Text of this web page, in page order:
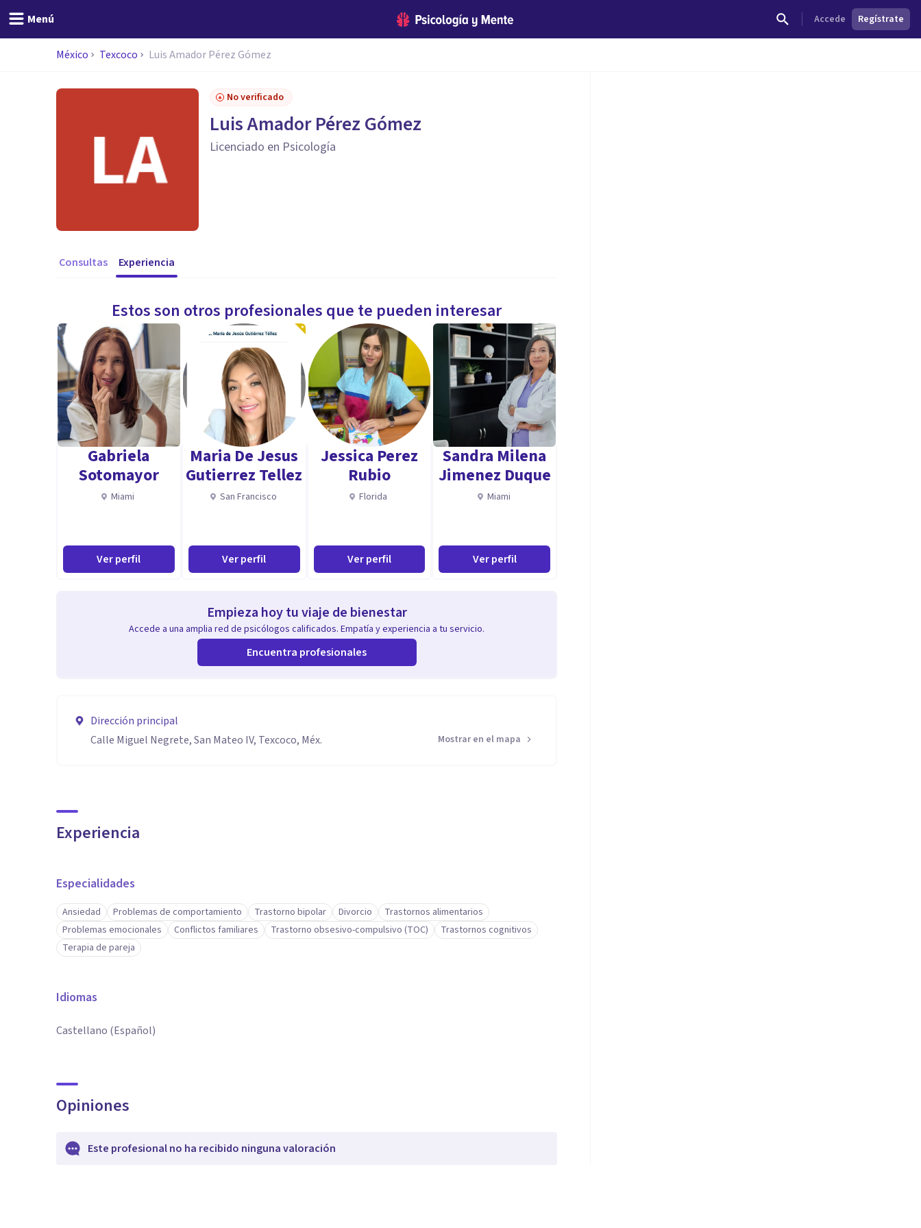
Menú Accede Regístrate
México Texcoco Luis Amador Pérez Gómez
No verificado
Luis Amador Pérez Gómez
Licenciado en Psicología
Consultas Experiencia
Estos son otros profesionales que te pueden interesar
Gabriela
Sotomayor
Miami
Ver perfil
Maria De Jesus
Gutierrez Tellez
San Francisco
Ver perfil
Jessica Perez
Rubio
Florida
Ver perfil
Sandra Milena
Jimenez Duque
Miami
Ver perfil
Empieza hoy tu viaje de bienestar
Accede a una amplia red de psicólogos calificados. Empatía y experiencia a tu servicio.
Encuentra profesionales
Dirección principal
Calle Miguel Negrete, San Mateo IV, Texcoco, Méx.
Mostrar en el mapa
Experiencia
Especialidades
Ansiedad Problemas de comportamiento Trastorno bipolar Divorcio
Trastornos alimentarios
Problemas emocionales
Conflictos familiares Trastorno obsesivo-compulsivo (TOC)
Trastornos cognitivos
Terapia de pareja
Idiomas
Castellano (Español)
Opiniones
Este profesional no ha recibido ninguna valoración